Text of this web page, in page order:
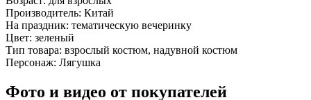
Производитель: Китай
На праздник: тематическую вечеринку
Цвет: зеленый
Тип товара: взрослый костюм, надувной костюм
Персонаж: Лягушка
Фото и видео от покупателей